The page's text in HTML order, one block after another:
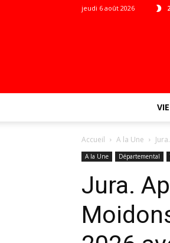
jeudi 6 août 2026
Accueil A la Une
A la Une Départemental
Jura.